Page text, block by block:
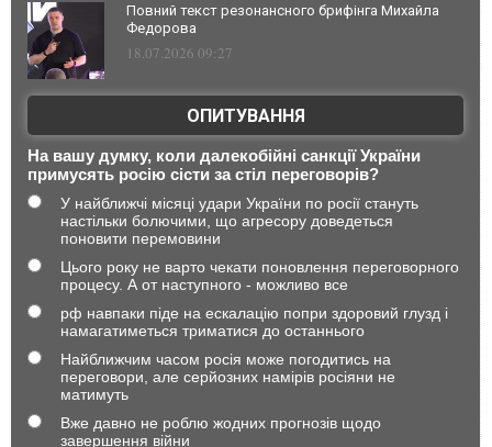
Повний текст резонансного брифінга Михайла
Федорова
18.07.2026 09:27
ОПИТУВАННЯ
На вашу думку, коли далекобійні санкції України
примусять росію сісти за стіл переговорів?
У найближчі місяці удари України по росії стануть
настільки болючими, що агресору доведеться
поновити перемовини
Цього року не варто чекати поновлення переговорного
процесу. А от наступного - можливо все
рф навпаки піде на ескалацію попри здоровий глузд і
намагатиметься триматися до останнього
Найближчим часом росія може погодитись на
переговори, але серйозних намірів росіяни не
матимуть
Вже давно не роблю жодних прогнозів щодо
завершення війни